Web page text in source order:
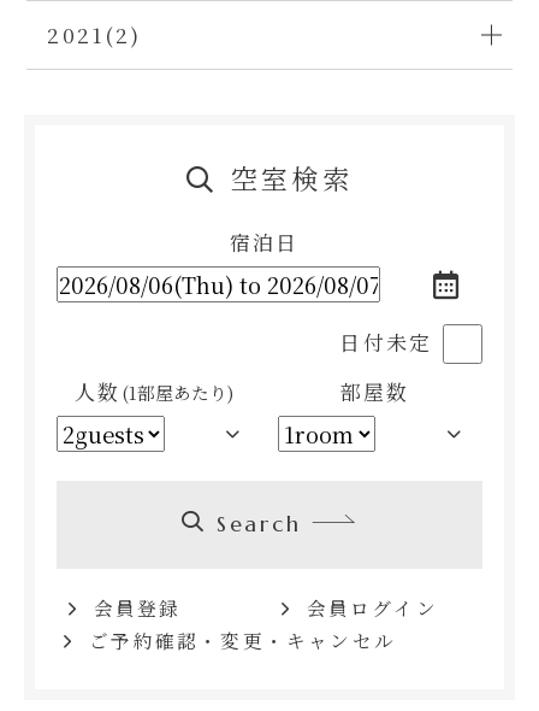
2021(2)
空室検索
宿泊日
日付未定
人数 (1部屋あたり) 部屋数
Search
会員登録
会員ログイン
ご予約確認・変更・キャンセル